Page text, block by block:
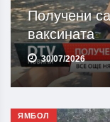
Получени
ваксината
30/07/2026
ЯМБОЛ